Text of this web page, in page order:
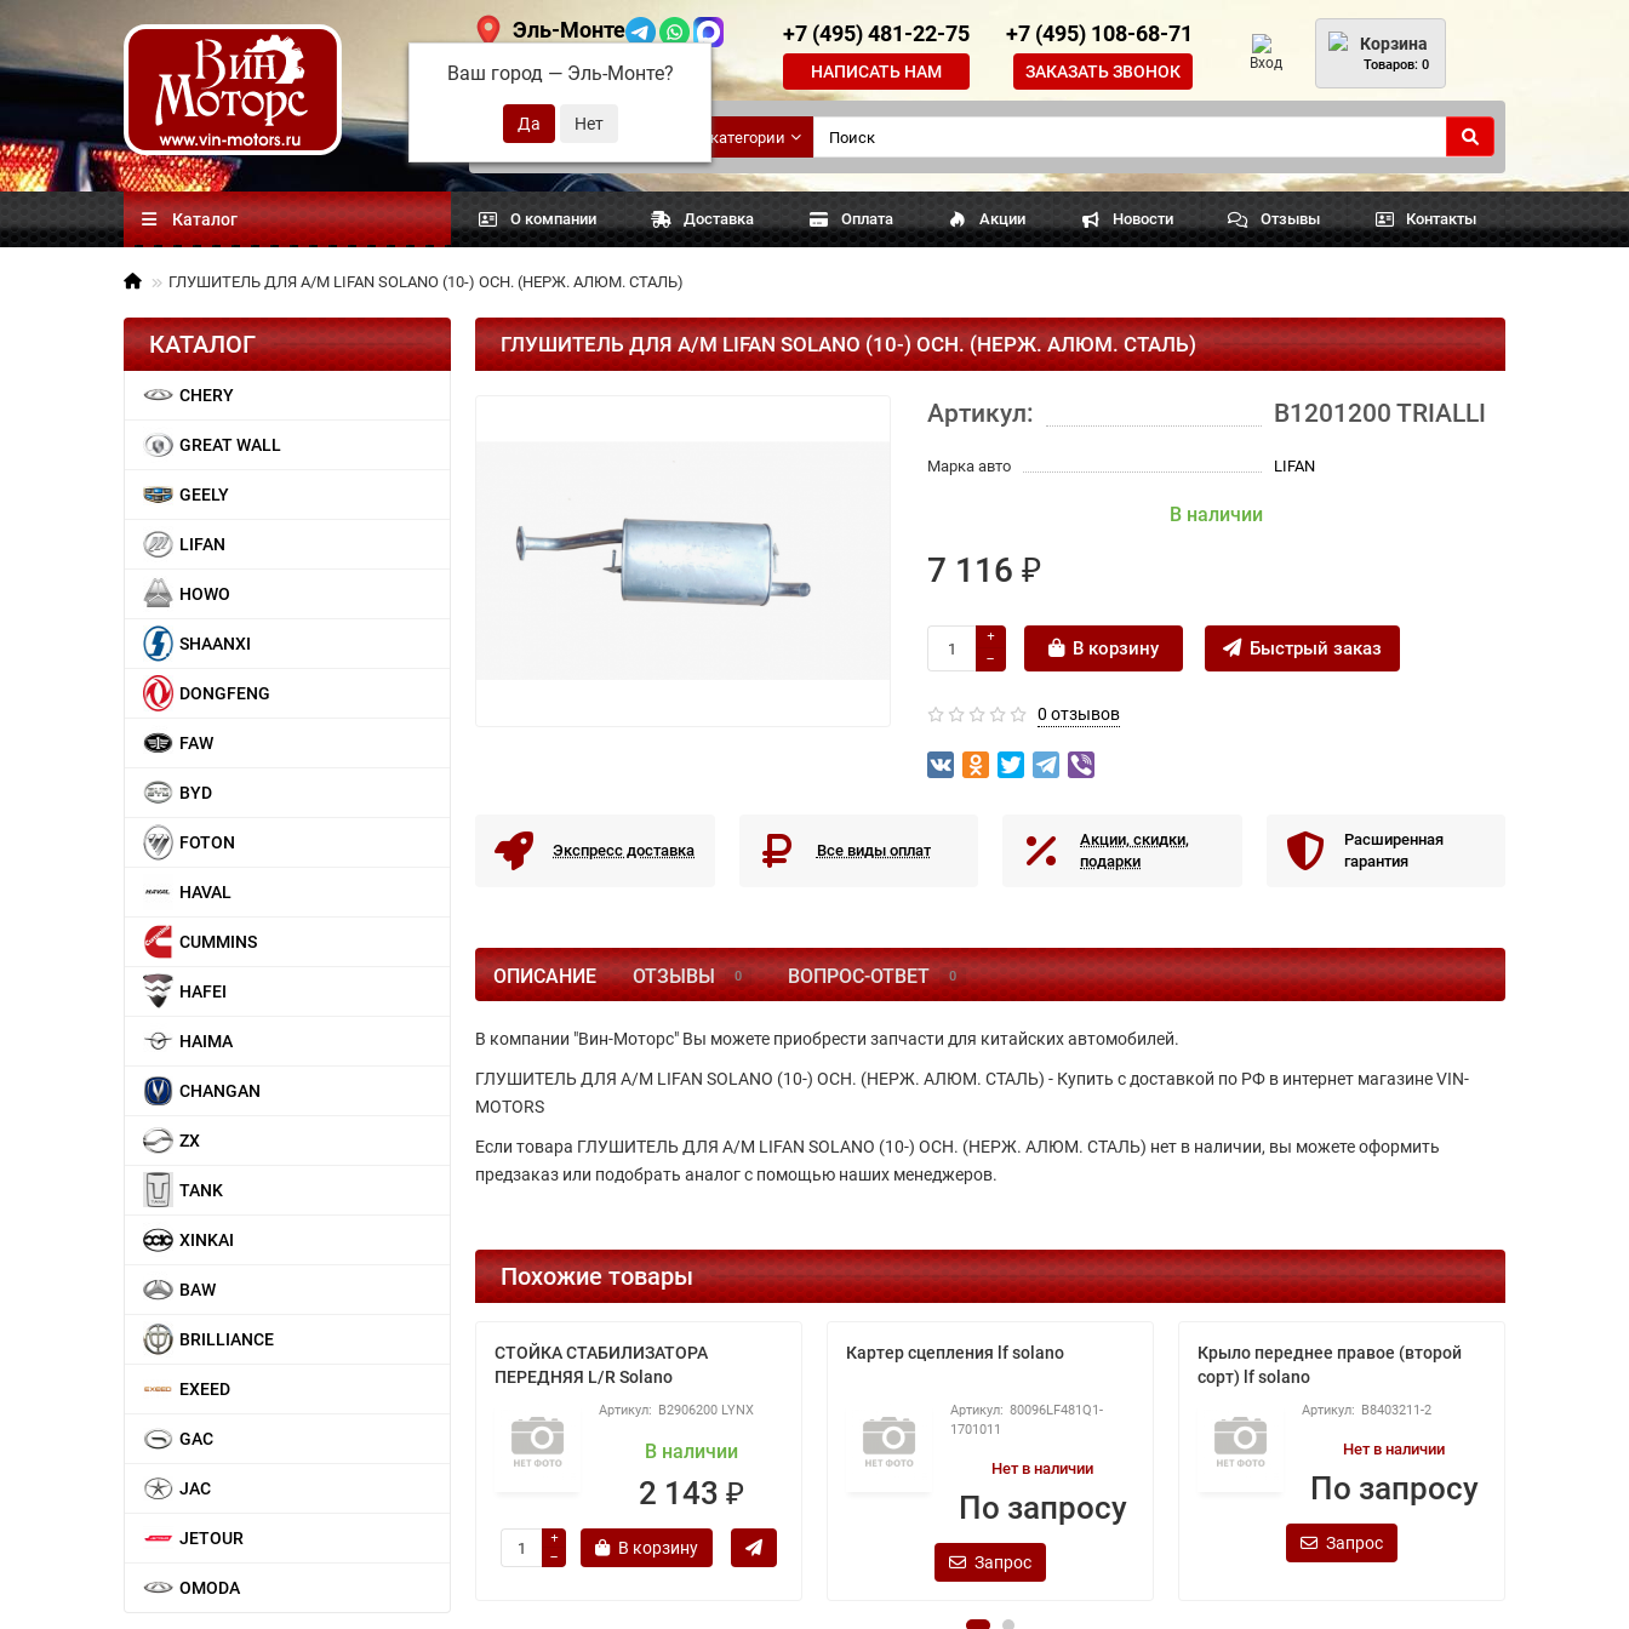
Эль-Монте
Ваш город — Эль-Монте?
+7 (495) 481-22-75
НАПИСАТЬ НАМ
+7 (495) 108-68-71
ЗАКАЗАТЬ ЗВОНОК Вход
Корзина
Товаров: 0
Китайские
автозапчасти
Все категории
Каталог О компании Доставка Оплата Акции Новости Отзывы Контакты
ГЛУШИТЕЛЬ ДЛЯ А/М LIFAN SOLANO (10-) ОСН. (НЕРЖ. АЛЮМ. СТАЛЬ)
КАТАЛОГ
CHERY
GREAT WALL
GEELY
LIFAN
HOWO
SHAANXI
DONGFENG
FAW
BYD
FOTON
HAVAL
CUMMINS
HAFEI
HAIMA
CHANGAN
ZX
TANK
XINKAI
BAW
BRILLIANCE
EXEED
GAC
JAC
JETOUR
OMODA
ГЛУШИТЕЛЬ ДЛЯ А/М LIFAN SOLANO (10-) ОСН. (НЕРЖ. АЛЮМ. СТАЛЬ)
Артикул: B1201200 TRIALLI
Марка авто LIFAN
В наличии
7 116 ₽
В корзину Быстрый заказ
0 отзывов
Экспресс доставка Все виды оплат
Акции, скидки,
подарки
Расширенная
гарантия
ОПИСАНИЕ ОТЗЫВЫ 0 ВОПРОС-ОТВЕТ 0
В компании "Вин-Моторс" Вы можете приобрести запчасти для китайских автомобилей.
ГЛУШИТЕЛЬ ДЛЯ А/М LIFAN SOLANO (10-) ОСН. (НЕРЖ. АЛЮМ. СТАЛЬ) - Купить с доставкой по РФ в интернет магазине VIN-
MOTORS
Если товара ГЛУШИТЕЛЬ ДЛЯ А/М LIFAN SOLANO (10-) ОСН. (НЕРЖ. АЛЮМ. СТАЛЬ) нет в наличии, вы можете оформить
предзаказ или подобрать аналог с помощью наших менеджеров.
Похожие товары
СТОЙКА СТАБИЛИЗАТОРА
ПЕРЕДНЯЯ L/R Solano
B2906200 LYNX
В наличии
2 143 ₽
В корзину
Картер сцепления lf solano
80096LF481Q1-
1701011
Нет в наличии
По запросу
Запрос
Крыло переднее правое (второй
сорт) lf solano
B8403211-2
Нет в наличии
По запросу
Запрос